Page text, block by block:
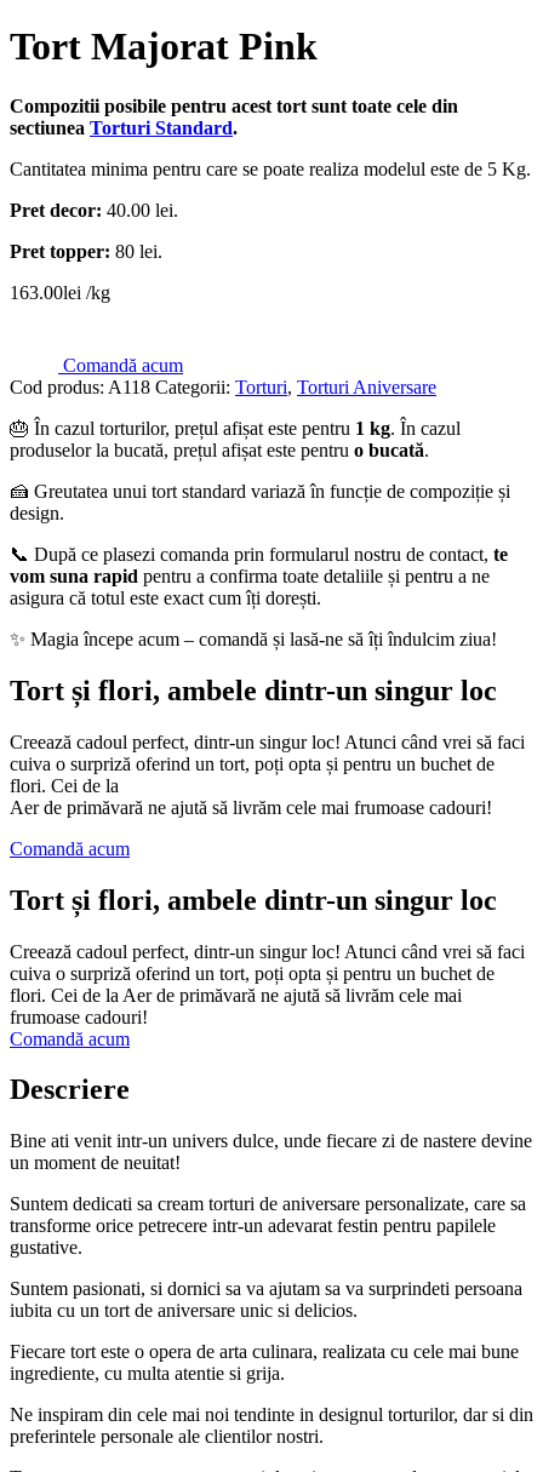
Tort Majorat Pink
Compozitii posibile pentru acest tort sunt toate cele din
sectiunea Torturi Standard.
Cantitatea minima pentru care se poate realiza modelul este de 5 Kg.
Pret decor: 40.00 lei.
Pret topper: 80 lei.
163.00lei /kg
Comandă acum
Cod produs: A118 Categorii: Torturi, Torturi Aniversare
🎂 În cazul torturilor, prețul afișat este pentru 1 kg. În cazul
produselor la bucată, prețul afișat este pentru o bucată.
🍰 Greutatea unui tort standard variază în funcție de compoziție și
design.
📞 După ce plasezi comanda prin formularul nostru de contact, te
vom suna rapid pentru a confirma toate detaliile și pentru a ne
asigura că totul este exact cum îți dorești.
✨ Magia începe acum – comandă și lasă-ne să îți îndulcim ziua!
Tort și flori, ambele dintr-un singur loc
Creează cadoul perfect, dintr-un singur loc! Atunci când vrei să faci
cuiva o surpriză oferind un tort, poți opta și pentru un buchet de
flori. Cei de la
Aer de primăvară ne ajută să livrăm cele mai frumoase cadouri!
Comandă acum
Tort și flori, ambele dintr-un singur loc
Creează cadoul perfect, dintr-un singur loc! Atunci când vrei să faci
cuiva o surpriză oferind un tort, poți opta și pentru un buchet de
flori. Cei de la Aer de primăvară ne ajută să livrăm cele mai
frumoase cadouri!
Comandă acum
Descriere
Bine ati venit intr-un univers dulce, unde fiecare zi de nastere devine
un moment de neuitat!
Suntem dedicati sa cream torturi de aniversare personalizate, care sa
transforme orice petrecere intr-un adevarat festin pentru papilele
gustative.
Suntem pasionati, si dornici sa va ajutam sa va surprindeti persoana
iubita cu un tort de aniversare unic si delicios.
Fiecare tort este o opera de arta culinara, realizata cu cele mai bune
ingrediente, cu multa atentie si grija.
Ne inspiram din cele mai noi tendinte in designul torturilor, dar si din
preferintele personale ale clientilor nostri.